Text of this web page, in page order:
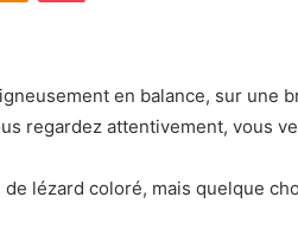
en balance, sur une
regardez attentivement, vous
lézard coloré, mais quelque